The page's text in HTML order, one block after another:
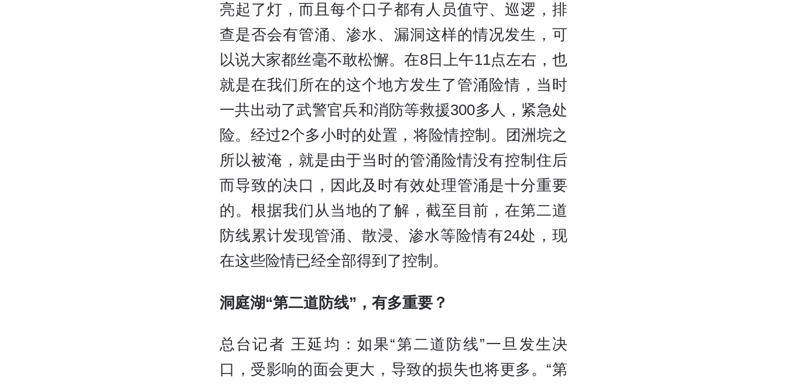
亮起了灯，而且每个口子都有人员值守、巡逻，排
查是否会有管涌、渗水、漏洞这样的情况发生，可
以说大家都丝毫不敢松懈。在8日上午11点左右，也
就是在我们所在的这个地方发生了管涌险情，当时
一共出动了武警官兵和消防等救援300多人，紧急处
险。经过2个多小时的处置，将险情控制。团洲垸之
所以被淹，就是由于当时的管涌险情没有控制住后
而导致的决口，因此及时有效处理管涌是十分重要
的。根据我们从当地的了解，截至目前，在第二道
防线累计发现管涌、散浸、渗水等险情有24处，现
在这些险情已经全部得到了控制。
洞庭湖“第二道防线”，有多重要？
总台记者 王延均：如果“第二道防线”一旦发生决
口，受影响的面会更大，导致的损失也将更多。“第